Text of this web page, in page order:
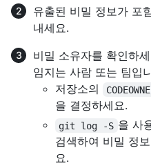
유출된 비밀 정보가 포
내세요.
비밀 소유자를 확인하
임지는 사람 또는 팀입
저장소의
을 결정하세요.
git log -S 을 사
검색하여 비밀 정
요.